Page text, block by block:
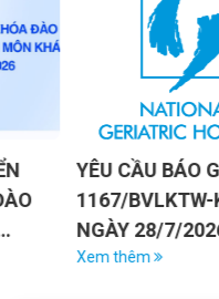
THÔNG BÁO TUYỂN
SINH CÁC KHÓA ĐÀO
TẠO BỔ SUNG KỸ
THUẬT CHUYÊN MÔN
Xem thêm